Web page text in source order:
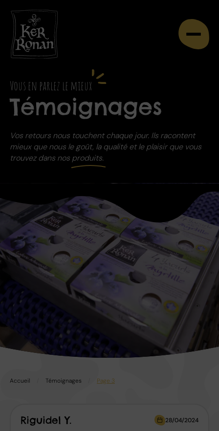
Vous en parlez le mieux
Témoignages
Vos retours nous touchent chaque jour. Ils racontent
mieux que nous le goût, la qualité et le plaisir que vous
trouvez dans nos produits.
Accueil Témoignages Page 3
Riguidel Y. 28/04/2024